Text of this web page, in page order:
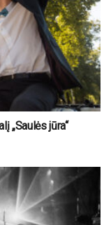
„Saulės jūra“